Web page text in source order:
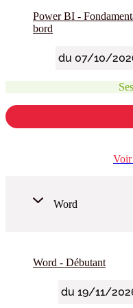
Power BI -
bord
Voir
Word
Word - Débutant